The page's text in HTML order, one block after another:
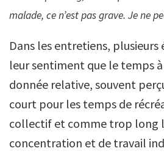
malade, ce n’est pas grave. Je ne
Dans les entretiens,
leur sentiment que le temps à
donnée relative, souvent
court pour les temps de
collectif et comme trop long
concentration et de travail